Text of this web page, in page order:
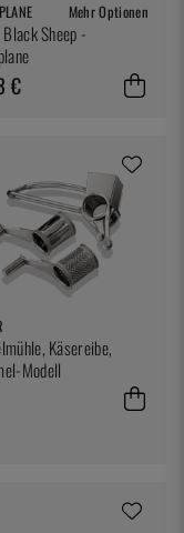
Mehr Optionen
Sheep -
€
Käsereibe,
Modell